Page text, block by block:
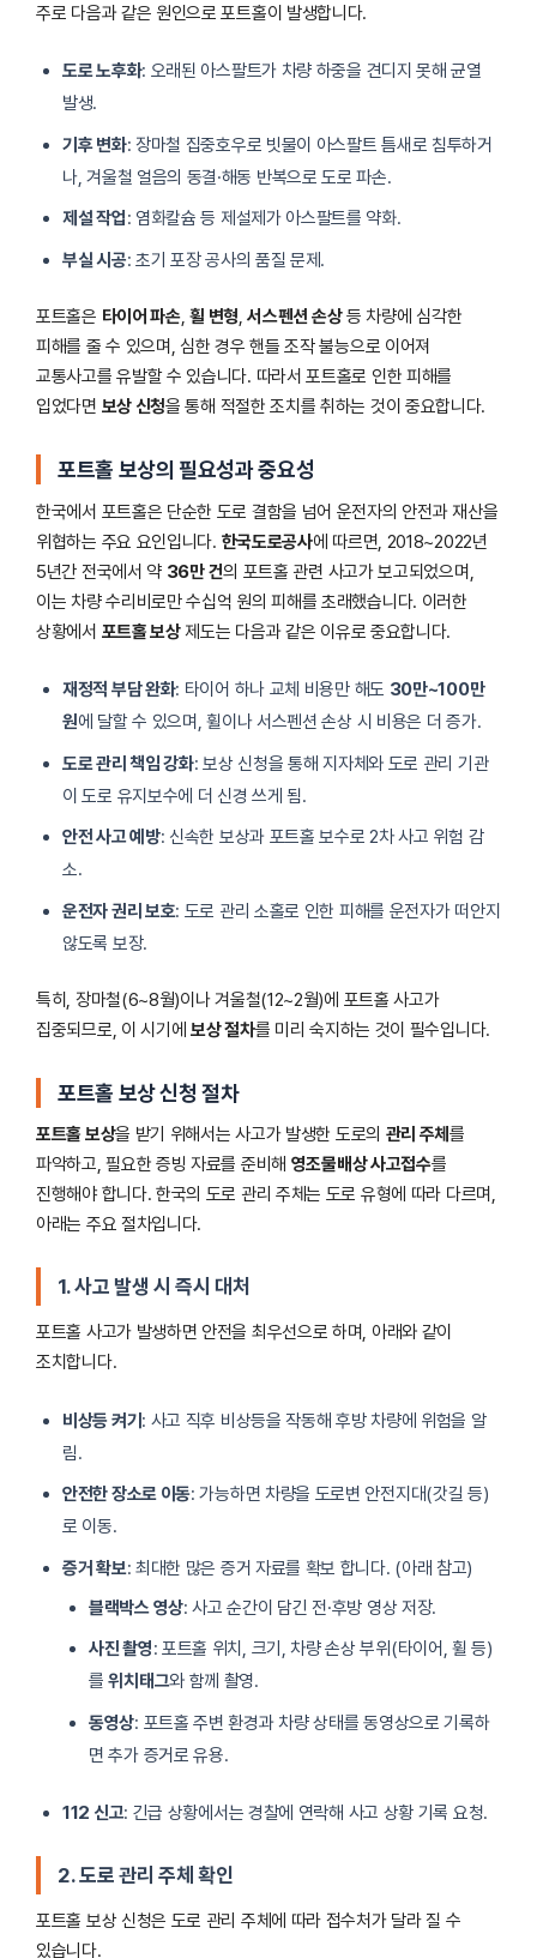
주로 다음과 같은 원인으로 포트홀이 발생합니다.
도로 노후화: 오래된 아스팔트가 차량 하중을 견디지 못해 균열
발생.
기후 변화: 장마철 집중호우로 빗물이 아스팔트 틈새로 침투하거
나, 겨울철 얼음의 동결·해동 반복으로 도로 파손.
제설 작업: 염화칼슘 등 제설제가 아스팔트를 약화.
부실 시공: 초기 포장 공사의 품질 문제.
포트홀은 타이어 파손,휠 변형,서스펜션 손상등 차량에 심각한
피해를 줄 수 있으며, 심한 경우 핸들 조작 불능으로 이어져
교통사고를 유발할 수 있습니다. 따라서 포트홀로 인한 피해를
입었다면 보상 신청을 통해 적절한 조치를 취하는 것이 중요합니다.
포트홀 보상의 필요성과 중요성
한국에서 포트홀은 단순한 도로 결함을 넘어 운전자의 안전과 재산을
위협하는 주요 요인입니다. 한국도로공사에 따르면, 2018~2022년
5년간 전국에서 약 36만 건의 포트홀 관련 사고가 보고되었으며,
이는 차량 수리비로만 수십억 원의 피해를 초래했습니다. 이러한
상황에서 포트홀 보상제도는 다음과 같은 이유로 중요합니다.
재정적 부담 완화: 타이어 하나 교체 비용만 해도 30만~100만
원에 달할 수 있으며, 휠이나 서스펜션 손상 시 비용은 더 증가.
도로 관리 책임 강화: 보상 신청을 통해 지자체와 도로 관리 기관
이 도로 유지보수에 더 신경 쓰게 됨.
안전 사고 예방: 신속한 보상과 포트홀 보수로 2차 사고 위험 감
소.
운전자 권리 보호: 도로 관리 소홀로 인한 피해를 운전자가 떠안지
않도록 보장.
특히, 장마철(6~8월)이나 겨울철(12~2월)에 포트홀 사고가
집중되므로, 이 시기에보상 절차를 미리 숙지하는 것이 필수입니다.
포트홀 보상 신청 절차
포트홀 보상을 받기 위해서는 사고가 발생한 도로의 관리 주체를
파악하고, 필요한 증빙 자료를 준비해 영조물배상 사고접수를
진행해야 합니다. 한국의 도로 관리 주체는 도로 유형에 따라 다르며,
아래는 주요 절차입니다.
1. 사고 발생 시 즉시 대처
포트홀 사고가 발생하면 안전을 최우선으로 하며, 아래와 같이
조치합니다.
비상등 켜기 : 사고 직후 비상등을 작동해 후방 차량에 위험을 알
림.
안전한 장소로 이동: 가능하면 차량을 도로변 안전지대(갓길 등)
로 이동.
증거 확보: 최대한 많은 증거 자료를 확보 합니다. (아래 참고)
블랙박스 영상: 사고 순간이 담긴 전·후방 영상 저장.
사진 촬영: 포트홀 위치, 크기, 차량 손상 부위(타이어, 휠 등)
를위치태그와 함께 촬영.
동영상: 포트홀 주변 환경과 차량 상태를 동영상으로 기록하
면 추가 증거로 유용.
112 신고: 긴급 상황에서는 경찰에 연락해 사고 상황 기록 요청.
2. 도로 관리 주체 확인
포트홀 보상 신청은 도로 관리 주체에 따라 접수처가 달라 질 수
있습니다.